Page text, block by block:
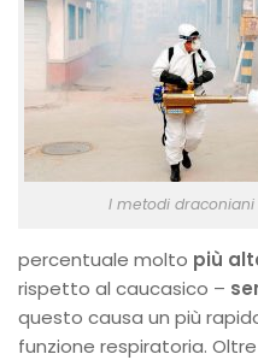
I metodi draconiani
percentuale molto più
rispetto al caucasico –
questo causa un più
funzione respiratoria.